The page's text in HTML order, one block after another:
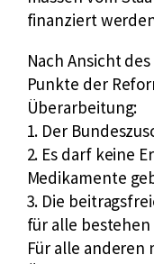
e
e
t
z
l
i
c
h
e
K
finanziert
Nach Ansicht
Punkte der
Überarbeitung:
1. Der
2. Es darf keine
Medikamente
3. Die
für alle
Für alle anderen